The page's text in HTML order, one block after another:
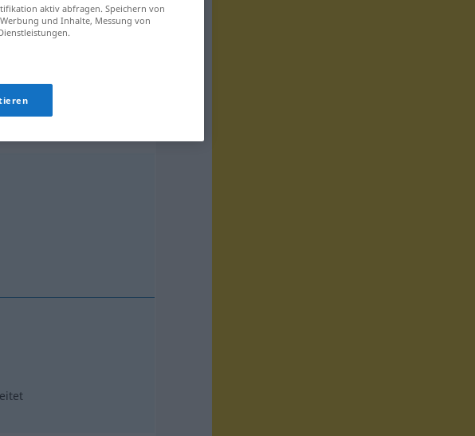
aktiv abfragen. Speichern von
und Inhalte, Messung von